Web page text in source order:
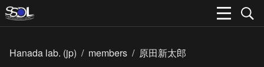
Hanada lab. (jp) / members / 原田新太郎